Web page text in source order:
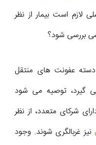
لازم است بیمار از نظر
بررسی شود؟
دسته عفونت های منتقل
گیرد، توصیه می شود
شرکای متعدد، از نظر
نیز غربالگری شوند. وجود